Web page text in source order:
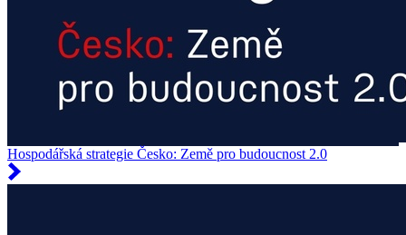
Hospodářská strategie Česko: Země pro budoucnost 2.0